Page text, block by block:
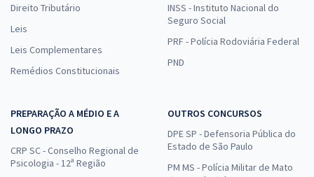
Direito Tributário
Leis
Leis Complementares
Remédios Constitucionais
INSS - Instituto Nacional do
Seguro Social
PRF - Polícia Rodoviária Federal
PND
PREPARAÇÃO A MÉDIO E A
LONGO PRAZO
CRP SC - Conselho Regional de
Psicologia - 12ª Região
OUTROS CONCURSOS
DPE SP - Defensoria Pública do
Estado de São Paulo
PM MS - Polícia Militar de Mato